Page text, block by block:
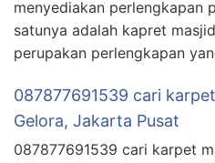
menyediakan perlengkapan
satunya adalah kapret
perupakan perlengkapan
087877691539 cari
Gelora, Jakarta Pusat
087877691539 cari karpet